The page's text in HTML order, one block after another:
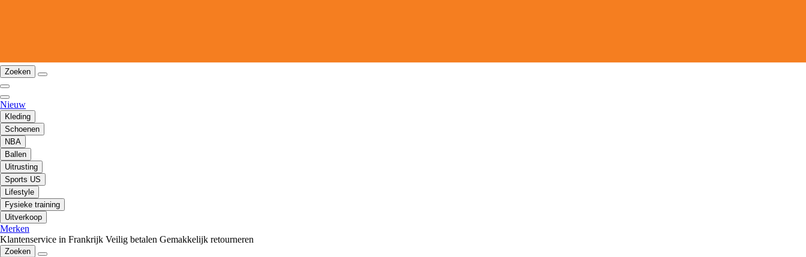
Zoeken
Nieuw
Kleding
Schoenen
NBA
Ballen
Uitrusting
Sports US
Lifestyle
Fysieke training
Uitverkoop
Merken
Klantenservice in Frankrijk Veilig betalen Gemakkelijk retourneren
Zoeken